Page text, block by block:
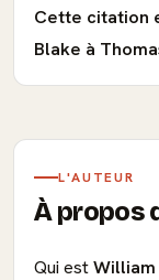
Cette citation
Blake à
L'AUTEUR
À propos
Qui estWilliam